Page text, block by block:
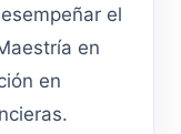
el
en
en